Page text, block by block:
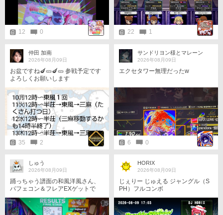
12 0
込んでいたようだ🤔。
22 1
仲田 加南
2026年08月09日
お盆ですね🍆🥒🍆🥒 参戦予定です
よろしくお願いします
35 2
サンドリヨン様とマレーン
2026年08月09日
エクセタワー無理だったw
6 0
しゅう
2026年08月09日
踊っちゃう譜面の和風洋風さん、
パフェコン＆フレアEXゲットで
す！ 縦連と、8分踏みの最後が同
時とかあるけど、 やっぱり簡単な
11です。
HORIX
2026年08月09日
じぇりー じゅえる ジャングル（S
PH）フルコンボ